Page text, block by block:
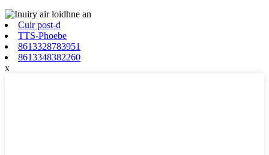
Cuir post-d
TTS-Phoebe
8613328783951
8613348382260
x